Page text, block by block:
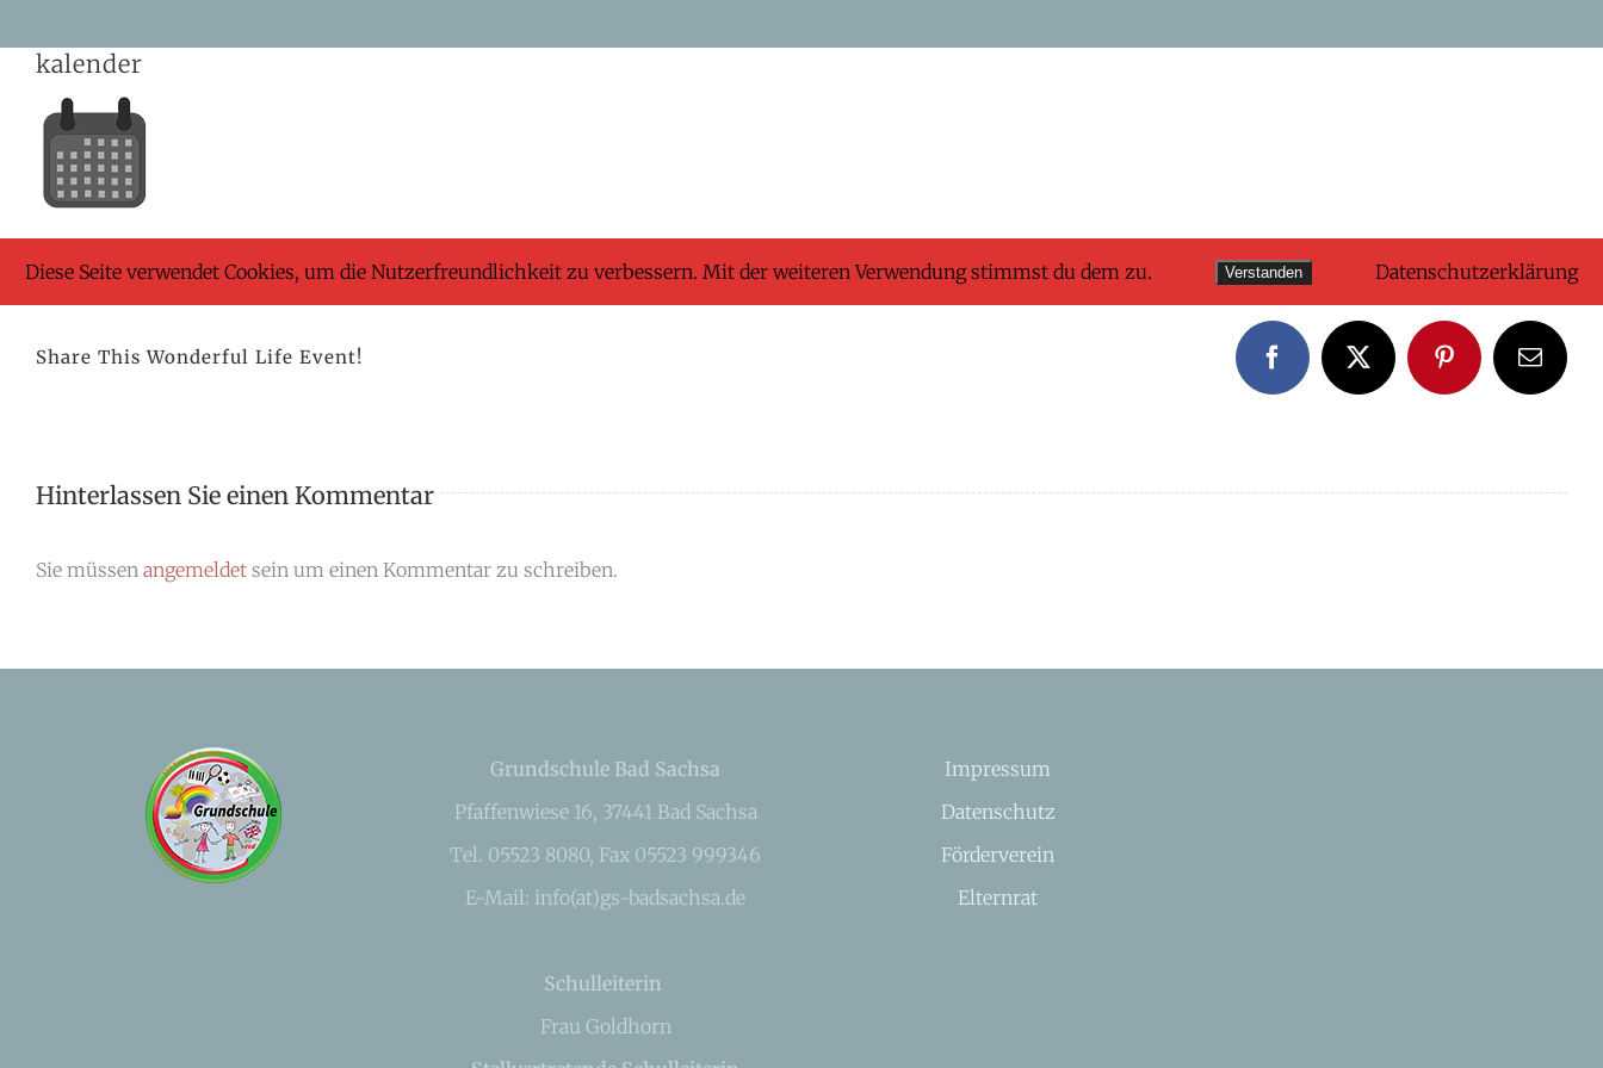
content
kalender
Share This Wonderful Life Event! FacebookX PinterestE-
Mail
Hinterlassen Sie einen Kommentar
Sie müssen angemeldet sein um einen Kommentar zu schreiben.
Grundschule Bad Sachsa
Pfaffenwiese 16, 37441 Bad Sachsa
Tel. 05523 8080, Fax 05523 999346
E-Mail: info(at)gs-badsachsa.de
Schulleiterin
Frau Goldhorn
Impressum
Datenschutz
Förderverein
Elternrat
Diese Seite verwendet Cookies, um die Nutzerfreundlichkeit zu verbessern. Mit der weiteren Verwendung stimmst du dem zu. Verstanden Datenschutzerklärung